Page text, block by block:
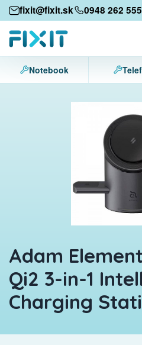
fixit@fixit.sk 0948 262 555
Mobilné zariadenia
Mobilné telefóny
Tablety
Notebook
Adam
Qi2 3-in-1
Charging